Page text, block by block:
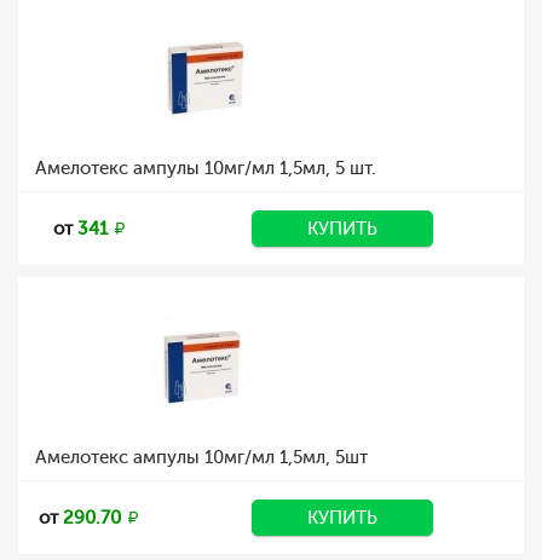
Амелотекс ампулы 10мг/мл 1,5мл, 5 шт.
от341 КУПИТЬ
Амелотекс ампулы 10мг/мл 1,5мл, 5шт
от290.70 КУПИТЬ